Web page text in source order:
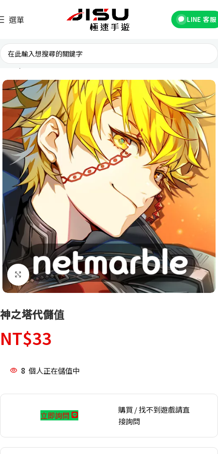
選單 LINE 客服
首頁 國際遊戲
點擊放大
神之塔代儲值
NT$33
8 個人正在儲值中
立即詢問
購買 / 找不到遊戲請直
接詢問